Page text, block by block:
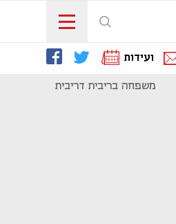
ועידות
משפחה בריבית דריבית